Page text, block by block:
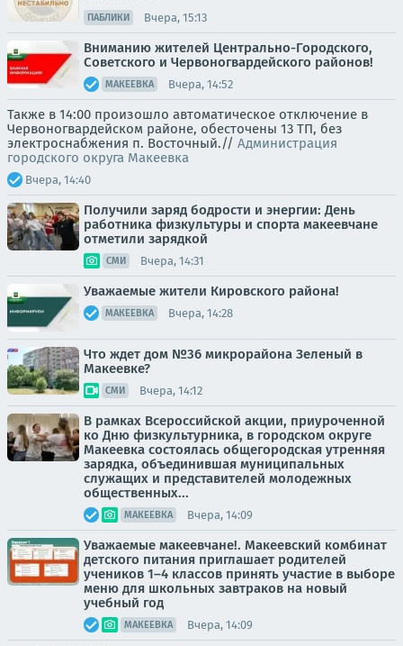
ПАБЛИКИ Вчера, 15:13
Вниманию жителей Центрально-Городского,
Советского и Червоногвардейского районов!
МАКЕЕВКА Вчера, 14:52
Также в 14:00 произошло автоматическое отключение в
Червоногвардейском районе, обесточены 13 ТП, без
электроснабжения п. Восточный.// Администрация
городского округа Макеевка
Вчера, 14:40
Получили заряд бодрости и энергии: День
работника физкультуры и спорта макеевчане
отметили зарядкой
СМИ Вчера, 14:31
Уважаемые жители Кировского района!
МАКЕЕВКА Вчера, 14:28
Что ждет дом №36 микрорайона Зеленый в
Макеевке?
СМИ Вчера, 14:12
В рамках Всероссийской акции, приуроченной
ко Дню физкультурника, в городском округе
Макеевка состоялась общегородская утренняя
зарядка, объединившая муниципальных
служащих и представителей молодежных
общественных...
МАКЕЕВКА Вчера, 14:09
Уважаемые макеевчане!. Макеевский комбинат
детского питания приглашает родителей
учеников 1–4 классов принять участие в выборе
меню для школьных завтраков на новый
учебный год
МАКЕЕВКА Вчера, 14:09